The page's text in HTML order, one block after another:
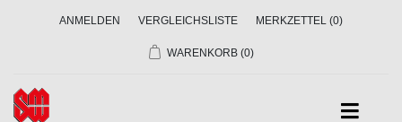
ANMELDEN VERGLEICHSLISTE MERKZETTEL (0)
WARENKORB (0)